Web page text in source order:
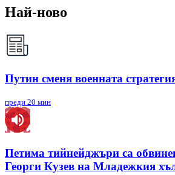
Най-ново
Путин сменя военната
преди 20 мин
Петима тийнейджъри са
Георги Кузев на Младежкия